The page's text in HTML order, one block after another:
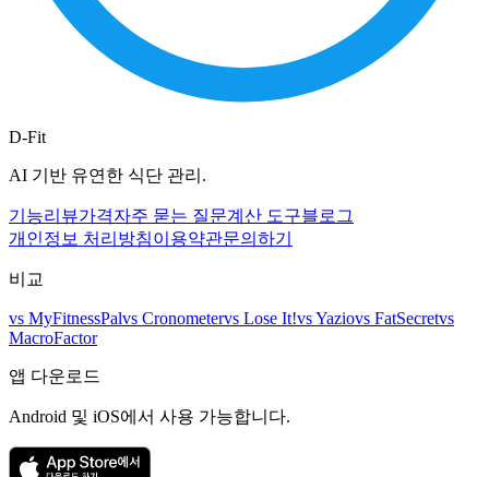
D-Fit
AI 기반 유연한 식단 관리.
기능리뷰가격자주 묻는 질문계산 도구블로그
개인정보 처리방침이용약관문의하기
비교
vs MyFitnessPalvs Cronometervs Lose It!vsYaziovs FatSecretvs
MacroFactor
앱 다운로드
Android 및 iOS에서 사용 가능합니다.